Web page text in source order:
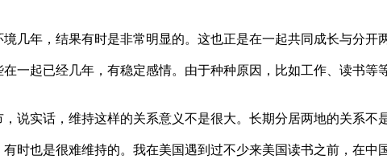
几年，结果有时是非常明显的。这也正是在一起共同成长与分开
一起已经几年，有稳定感情。由于种种原因，比如工作、读书
说实话，维持这样的关系意义不是很大。长期分居两地的关系不
时也是很难维持的。我在美国遇到过不少来美国读书之前，在